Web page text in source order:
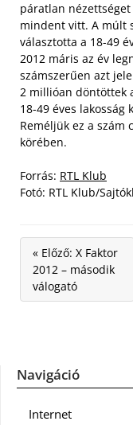
páratlan
mindent vitt. A múlt
választotta a 18-49
2012 máris az év
számszerűen azt
2 millióan döntöttek
18-49 éves
Reméljük ez a szám
körében.
Forrás: RTL Klub
Fotó: RTL Klub/
« Előző: X Faktor
2012 – második
válogató
Navigáció
Internet